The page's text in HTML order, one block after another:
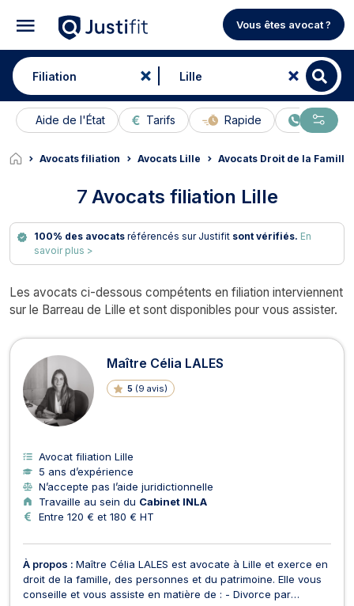
Vous êtes avocat ?
Aide de l'État Tarifs Rapide En ligne
Avocats filiation Avocats Lille Avocats Droit de la Famille
7 Avocats filiation Lille
100% des avocatsréférencés sur Justifit sont vérifiés. En
savoir plus >
Les avocats ci-dessous compétents en filiation interviennent
sur le Barreau de Lille et sont disponibles pour vous assister.
Avocats en filiation à Lille
Maître Célia LALES
5 (9 avis)
Avocat filiation Lille
5 ans d’expérience
N’accepte pas l’aide juridictionnelle
Travaille au sein du Cabinet INLA
Entre 120 € et 180 € HT
À propos : Maître Célia LALES est avocate à Lille et exerce en
droit de la famille, des personnes et du patrimoine. Elle vous
conseille et vous assiste en matière de : - Divorce par